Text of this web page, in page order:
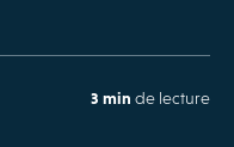
3 min de lecture